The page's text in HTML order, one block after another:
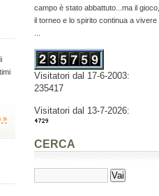
»
campo è stato abbattuto...ma il gioco,
il torneo e lo spirito continua a vivere
Visitatori dal 17-6-2003:
235417
Visitatori dal 13-7-2026:
CERCA